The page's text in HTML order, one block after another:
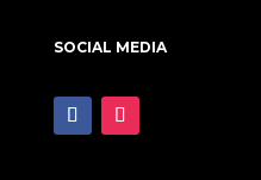
SOCIAL MEDIA